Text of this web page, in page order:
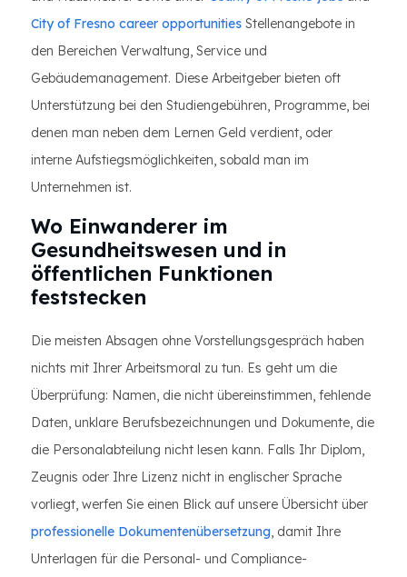
City of Fresno career opportunities Stellenangebote in
den Bereichen Verwaltung, Service und
Gebäudemanagement. Diese Arbeitgeber bieten oft
Unterstützung bei den Studiengebühren, Programme, bei
denen man neben dem Lernen Geld verdient, oder
interne Aufstiegsmöglichkeiten, sobald man im
Unternehmen ist.
Wo Einwanderer im
Gesundheitswesen und in
öffentlichen Funktionen
feststecken
Die meisten Absagen ohne Vorstellungsgespräch haben
nichts mit Ihrer Arbeitsmoral zu tun. Es geht um die
Überprüfung: Namen, die nicht übereinstimmen, fehlende
Daten, unklare Berufsbezeichnungen und Dokumente, die
die Personalabteilung nicht lesen kann. Falls Ihr Diplom,
Zeugnis oder Ihre Lizenz nicht in englischer Sprache
vorliegt, werfen Sie einen Blick auf unsere Übersicht über
professionelle Dokumentenübersetzung, damit Ihre
Unterlagen für die Personal- und Compliance-